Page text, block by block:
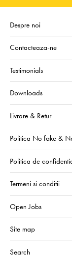
Despre noi
Contacteaza-ne
Testimonials
Downloads
Livrare & Retur
Politica No fake &
Politica de
Termeni si conditii
Open Jobs
Site map
Search